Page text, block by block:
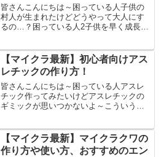
皆さんこんにちは～困っている人子供の
村人が生まれたけどどうやって大人にす
るの…？困っている人2子供を早く成長さ
成長を早める方法はあるのかについて解
説したいと思いますぜひ...
【マイクラ最新】初心者向けアス
レチックの作り方！
皆さんこんにちは～困っている人アスレ
チック作ってみたいけどアスレチックの
ギミックが思いつかないよ～こういう人
てくださいアスレチックのギミック集最
初はアスレチックのギミッ...
【マイクラ最新】マイクラクワの
作り方や使い方、おすすめのエン